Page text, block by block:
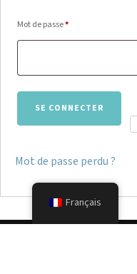
Mot de passe*Obligatoire
SE CONNECTER
Mot de passe perdu ?
Français